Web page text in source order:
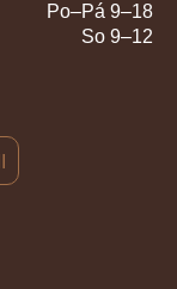
Po–Pá 9–18
So 9–12